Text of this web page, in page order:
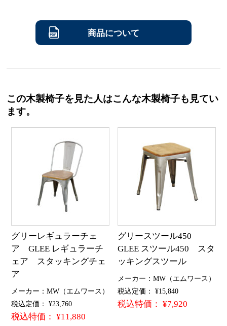
商品について
この木製椅子を見た人はこんな木製椅子も見てい
ます。
グリーレギュラーチェ
ア GLEE レギュラーチ
ェア スタッキングチェ
ア
メーカー：MW（エムワース）
税込定価： ¥23,760
税込特価： ¥11,880
グリースツール450
GLEE スツール450 スタ
ッキングスツール
メーカー：MW（エムワース）
税込定価： ¥15,840
税込特価： ¥7,920